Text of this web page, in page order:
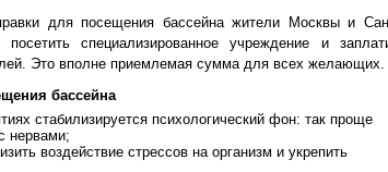
для посещения бассейна жители Москвы и
специализированное учреждение и
Это вполне приемлемая сумма для всех желающих.
бассейна
стабилизируется психологический фон: так проще
нервами;
воздействие стрессов на организм и укрепить